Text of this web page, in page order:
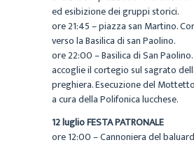
ed esibizione dei gruppi storici.
ore 21:45 – piazza san Martino.
verso la Basilica di san Paolino.
ore 22:00 – Basilica di San
accoglie il cortegio sul sagrato
preghiera. Esecuzione del
a cura della Polifonica lucchese.
12 luglio FESTA PATRONALE
ore 12:00 – Cannoniera del